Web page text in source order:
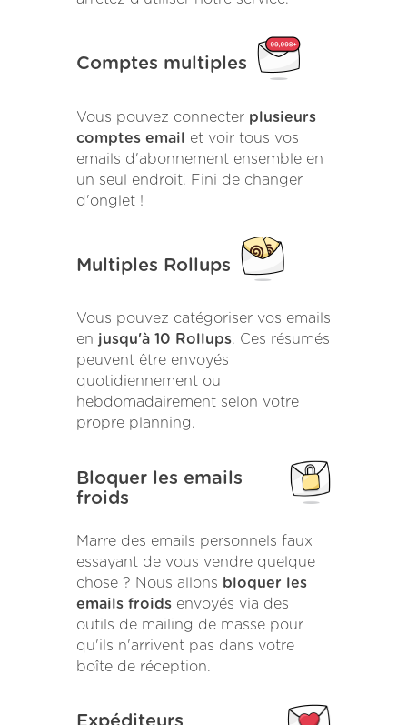
Comptes multiples
Vous pouvez connecter plusieurs
comptes email
et voir tous vos
emails d'abonnement ensemble en
un seul endroit. Fini de changer
d'onglet !
Multiples Rollups
Vous pouvez catégoriser vos emails
en jusqu'à 10 Rollups. Ces résumés
peuvent être envoyés
quotidiennement ou
hebdomadairement selon votre
propre planning.
Bloquer les emails
froids
Marre des emails personnels faux
essayant de vous vendre quelque
chose ? Nous allons bloquer les
emails froids envoyés via des
outils de mailing de masse pour
qu'ils n'arrivent pas dans votre
boîte de réception.